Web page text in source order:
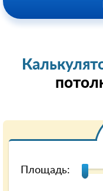
Площадь: